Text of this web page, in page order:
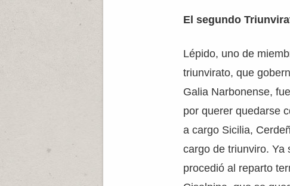
El segundo
Lépido, uno de
triunvirato, que
Galia Narbonense,
por querer quedarse
a cargo Sicilia,
cargo de triunviro. Ya
procedió al reparto